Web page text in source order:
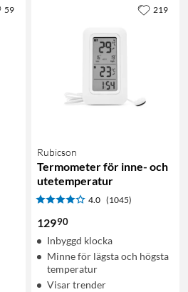
59
Rubicson
Termometer för inne- och
utetemperatur
4.0 (1045)
12990
Inbyggd klocka
Minne för lägsta och högsta
temperatur
Visar trender
219